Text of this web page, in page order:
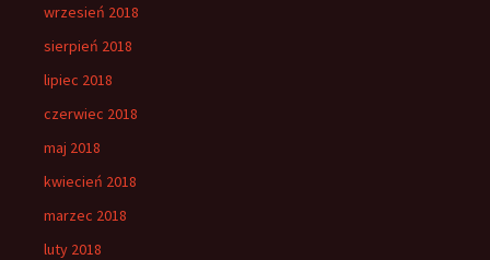
wrzesień 2018
sierpień 2018
lipiec 2018
czerwiec 2018
maj 2018
kwiecień 2018
marzec 2018
luty 2018